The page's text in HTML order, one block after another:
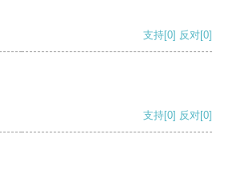
支持[0] 反对[0]
支持[0] 反对[0]